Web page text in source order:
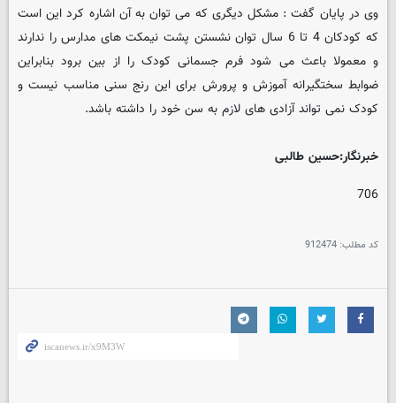
وی در پایان گفت : مشکل دیگری که می توان به آن اشاره کرد این است
که کودکان 4 تا 6 سال توان نشستن پشت نیمکت های مدارس را ندارند
و معمولا باعث می شود فرم جسمانی کودک را از بین برود بنابراین
ضوابط سختگیرانه آموزش و پرورش برای این رنج سنی مناسب نیست و
کودک نمی تواند آزادی های لازم به سن خود را داشته باشد.
خبرنگار:حسین طالبی
706
کد مطلب: 912474